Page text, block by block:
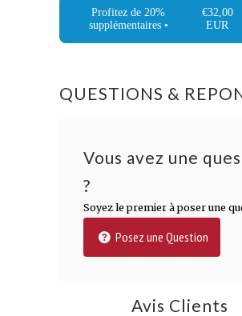
Profitez de 20%
supplémentaires •
€32,00
EUR
QUESTIONS &
Vous avez une
?
Soyez le premier à poser une
Posez une Question
Avis Clients